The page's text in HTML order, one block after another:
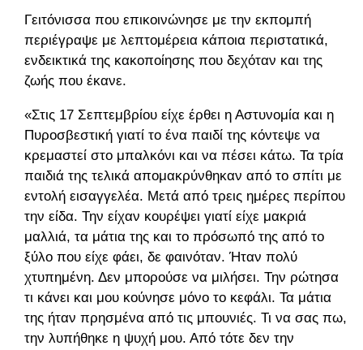
Γειτόνισσα που επικοινώνησε με την εκπομπή
περιέγραψε με λεπτομέρεια κάποια περιστατικά,
ενδεικτικά της κακοποίησης που δεχόταν και της
ζωής που έκανε.
«Στις 17 Σεπτεμβρίου είχε έρθει η Αστυνομία και η
Πυροσβεστική γιατί το ένα παιδί της κόντεψε να
κρεμαστεί στο μπαλκόνι και να πέσει κάτω. Τα τρία
παιδιά της τελικά απομακρύνθηκαν από το σπίτι με
εντολή εισαγγελέα. Μετά από τρεις ημέρες περίπου
την είδα. Την είχαν κουρέψει γιατί είχε μακριά
μαλλιά, τα μάτια της και το πρόσωπό της από το
ξύλο που είχε φάει, δε φαινόταν. Ήταν πολύ
χτυπημένη. Δεν μπορούσε να μιλήσει. Την ρώτησα
τι κάνει και μου κούνησε μόνο το κεφάλι. Τα μάτια
της ήταν πρησμένα από τις μπουνιές. Τι να σας πω,
την λυπήθηκε η ψυχή μου. Από τότε δεν την